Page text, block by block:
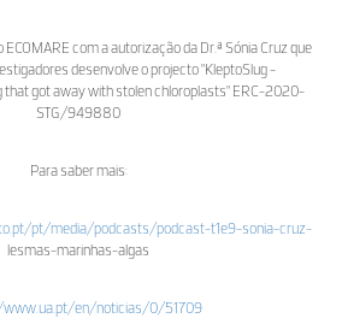
ECOMARE com a autorização da Dr.ª Sónia Cruz que
desenvolve o projecto "KleptoSlug -
that got away with stolen chloroplasts" ERC-2020-
STG/949880
Para saber mais:
pt/media/podcasts/podcast-t1e9-sonia-cruz-
lesmas-marinhas-algas
en/noticias/0/51709